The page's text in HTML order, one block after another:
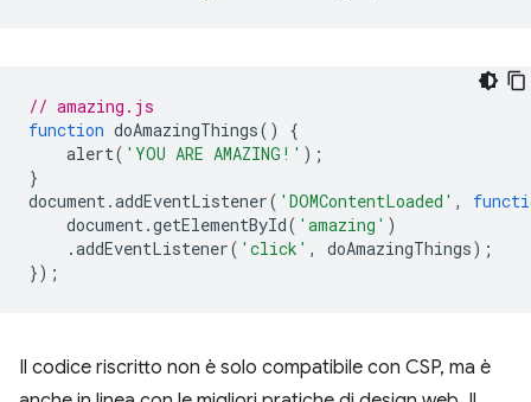
// amazing.js
function doAmazingThings()
{
alert( 'YOU ARE AMAZING!' );
}
document .addEventListener( 'DOMContentLoaded' ,
document .getElementById( 'amazing' )
.addEventListener( 'click' , doAmazingThings);
});
Il codice riscritto non è solo compatibile con CSP, ma è